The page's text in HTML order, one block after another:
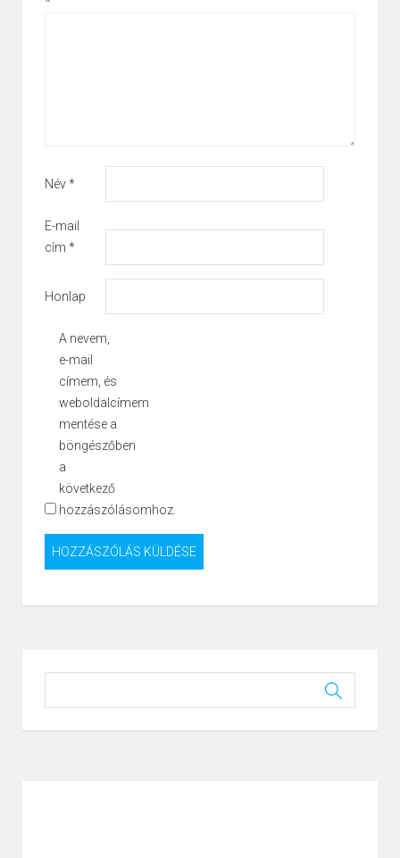
Név*
E-mail
cím *
Honlap
A nevem,
e-mail
címem, és
weboldalcímem
mentése a
böngészőben
a
következő
hozzászólásomhoz.